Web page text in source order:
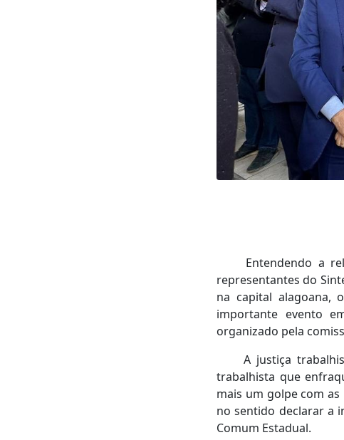
Entendendo a
representantes do
na capital alagoana,
importante evento
organizado pela
A justiça
trabalhista que
mais um golpe com
no sentido declarar a
Comum Estadual.